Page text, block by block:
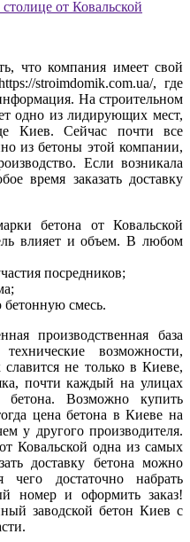
что компания имеет свой
stroimdomik.com.ua/, где
На строительном
одно из лидирующих мест,
Киев. Сейчас почти все
из бетоны этой компании,
Если возникала
время заказать доставку
бетона от Ковальской
влияет и объем. В любом
посредников;
смесь.
производственная база
возможности,
не только в Киеве,
почти каждый на улицах
Возможно купить
цена бетона в Киеве на
у другого производителя.
Ковальской одна из самых
доставку бетона можно
достаточно набрать
номер и оформить заказ!
заводской бетон Киев с